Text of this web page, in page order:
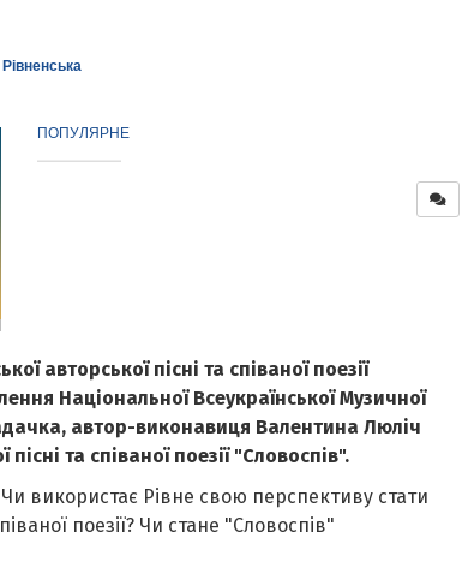
ПОПУЛЯРНЕ
авторської пісні та співаної поезії
Національної Всеукраїнської Музичної
автор-виконавиця Валентина Люліч
та співаної поезії "Словоспів".
використає Рівне свою перспективу стати
поезії? Чи стане "Словоспів"